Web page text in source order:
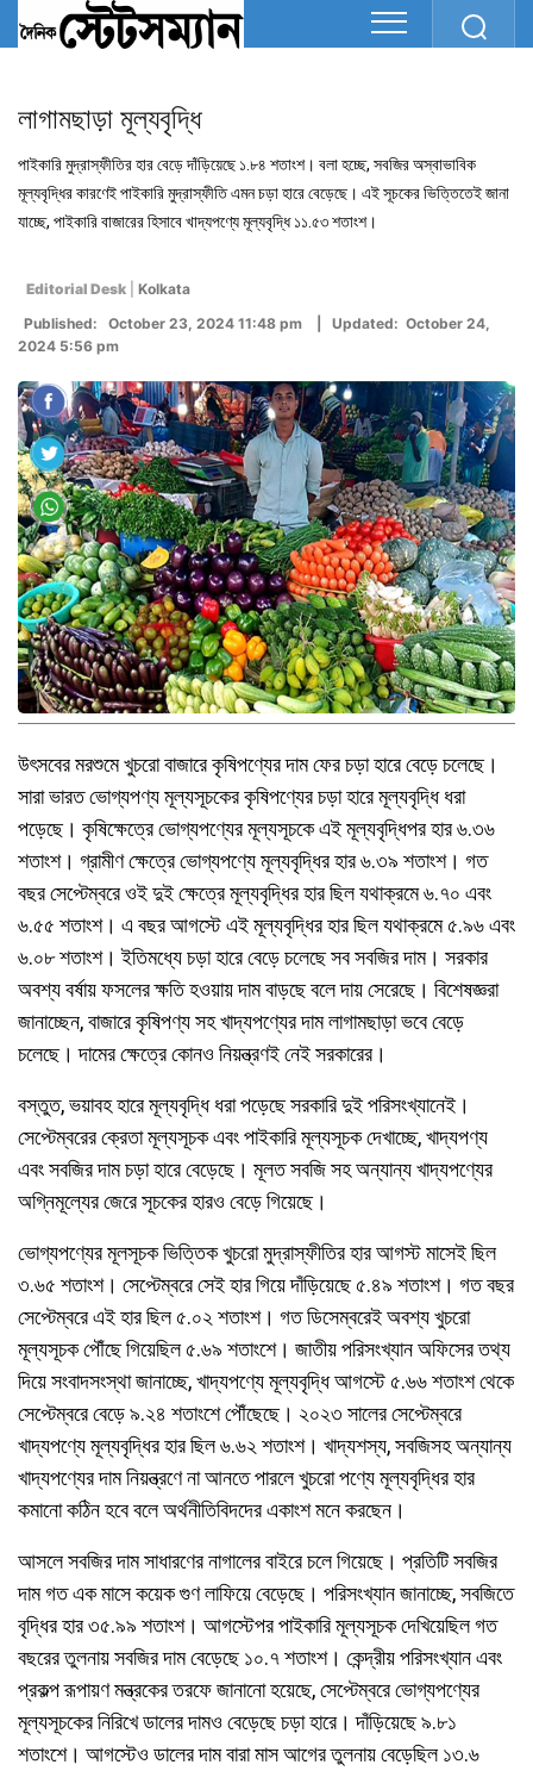
লাগামছাড়া মূল্যবৃদ্ধি
পাইকারি মুদ্রাস্ফীতির হার বেড়ে দাঁড়িয়েছে ১.৮৪ শতাংশ। বলা হচ্ছে, সবজির অস্বাভাবিক
মূল্যবৃদ্ধির কারণেই পাইকারি মুদ্রাস্ফীতি এমন চড়া হারে বেড়েছে। এই সূচকের ভিত্তিতেই জানা
যাচ্ছে, পাইকারি বাজারের হিসাবে খাদ্যপণ্যে মূল্যবৃদ্ধি ১১.৫৩ শতাংশ।
Editorial Desk
Kolkata
Published: October 23, 2024 11:48 pm | Updated: October 24,
2024 5:56 pm
উৎসবের মরশুমে খুচরো বাজারে কৃষিপণ্যের দাম ফের চড়া হারে বেড়ে চলেছে।
সারা ভারত ভোগ্যপণ্য মূল্যসূচকের কৃষিপণ্যের চড়া হারে মূল্যবৃদ্ধি ধরা
পড়েছে। কৃষিক্ষেত্রে ভোগ্যপণ্যের মূল্যসূচকে এই মূল্যবৃদ্ধিপর হার ৬.৩৬
শতাংশ। গ্রামীণ ক্ষেত্রে ভোগ্যপণ্যে মূল্যবৃদ্ধির হার ৬.৩৯ শতাংশ। গত
বছর সেপ্টেম্বরে ওই দুই ক্ষেত্রে মূল্যবৃদ্ধির হার ছিল যথাক্রমে ৬.৭০ এবং
৬.৫৫ শতাংশ। এ বছর আগস্টে এই মূল্যবৃদ্ধির হার ছিল যথাক্রমে ৫.৯৬ এবং
৬.০৮ শতাংশ। ইতিমধ্যে চড়া হারে বেড়ে চলেছে সব সবজির দাম। সরকার
অবশ্য বর্ষায় ফসলের ক্ষতি হওয়ায় দাম বাড়ছে বলে দায় সেরেছে। বিশেষজ্ঞরা
জানাচ্ছেন, বাজারে কৃষিপণ্য সহ খাদ্যপণ্যের দাম লাগামছাড়া ভবে বেড়ে
চলেছে। দামের ক্ষেত্রে কোনও নিয়ন্ত্রণই নেই সরকারের।
বস্তুত, ভয়াবহ হারে মূল্যবৃদ্ধি ধরা পড়েছে সরকারি দুই পরিসংখ্যানেই।
সেপ্টেম্বরের ক্রেতা মূল্যসূচক এবং পাইকারি মূল্যসূচক দেখাচ্ছে, খাদ্যপণ্য
এবং সবজির দাম চড়া হারে বেড়েছে। মূলত সবজি সহ অন্যান্য খাদ্যপণ্যের
অগ্নিমূল্যের জেরে সূচকের হারও বেড়ে গিয়েছে।
ভোগ্যপণ্যের মূলসূচক ভিত্তিক খুচরো মুদ্রাস্ফীতির হার আগস্ট মাসেই ছিল
৩.৬৫ শতাংশ। সেপ্টেম্বরে সেই হার গিয়ে দাঁড়িয়েছে ৫.৪৯ শতাংশ। গত বছর
সেপ্টেম্বরে এই হার ছিল ৫.০২ শতাংশ। গত ডিসেম্বরেই অবশ্য খুচরো
মূল্যসূচক পৌঁছে গিয়েছিল ৫.৬৯ শতাংশে। জাতীয় পরিসংখ্যান অফিসের তথ্য
দিয়ে সংবাদসংস্থা জানাচ্ছে, খাদ্যপণ্যে মূল্যবৃদ্ধি আগস্টে ৫.৬৬ শতাংশ থেকে
সেপ্টেম্বরে বেড়ে ৯.২৪ শতাংশে পৌঁছেছে। ২০২৩ সালের সেপ্টেম্বরে
খাদ্যপণ্যে মূল্যবৃদ্ধির হার ছিল ৬.৬২ শতাংশ। খাদ্যশস্য, সবজিসহ অন্যান্য
খাদ্যপণ্যের দাম নিয়ন্ত্রণে না আনতে পারলে খুচরো পণ্যে মূল্যবৃদ্ধির হার
কমানো কঠিন হবে বলে অর্থনীতিবিদদের একাংশ মনে করছেন।
আসলে সবজির দাম সাধারণের নাগালের বাইরে চলে গিয়েছে। প্রতিটি সবজির
দাম গত এক মাসে কয়েক গুণ লাফিয়ে বেড়েছে। পরিসংখ্যান জানাচ্ছে, সবজিতে
বৃদ্ধির হার ৩৫.৯৯ শতাংশ। আগস্টেপর পাইকারি মূল্যসূচক দেখিয়েছিল গত
বছরের তুলনায় সবজির দাম বেড়েছে ১০.৭ শতাংশ। কেন্দ্রীয় পরিসংখ্যান এবং
প্রকল্প রূপায়ণ মন্ত্রকের তরফে জানানো হয়েছে, সেপ্টেম্বরে ভোগ্যপণ্যের
মূল্যসূচকের নিরিখে ডালের দামও বেড়েছে চড়া হারে। দাঁড়িয়েছে ৯.৮১
শতাংশে। আগস্টেও ডালের দাম বারা মাস আগের তুলনায় বেড়েছিল ১৩.৬